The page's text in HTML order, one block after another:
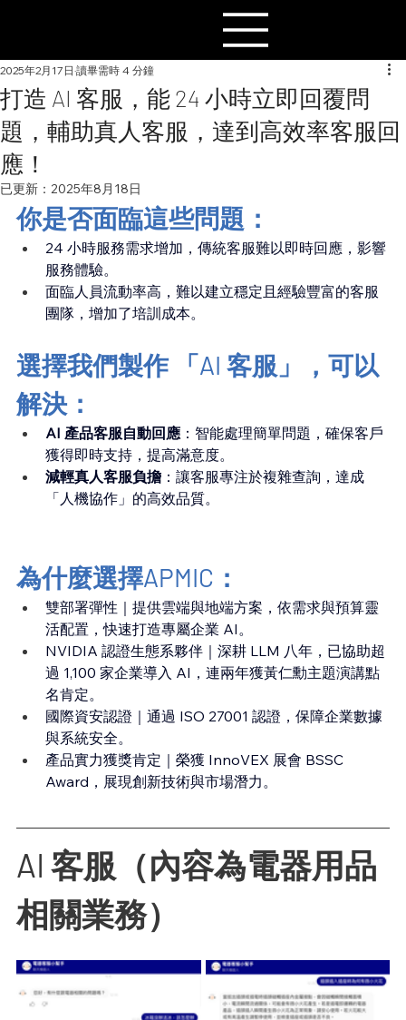
打造 AI 客服，能 24 小時立即回覆問
題，輔助真人客服，達到高效率客服回
應！
2025年2月17日 讀畢需時 4 分鐘
已更新： 2025年8月18日
你是否面臨這些問題：
24 小時服務需求增加，傳統客服難以即時回應，影響
服務體驗。
面臨人員流動率高，難以建立穩定且經驗豐富的客服
團隊，增加了培訓成本。
選擇我們製作 「AI 客服」，可以
解決：
AI 產品客服自動回應 ：智能處理簡單問題，確保客戶
獲得即時支持，提高滿意度。
減輕真人客服負擔 ：讓客服專注於複雜查詢，達成
「人機協作」的高效品質。
為什麼選擇APMIC：
雙部署彈性｜提供雲端與地端方案，依需求與預算靈
活配置，快速打造專屬企業 AI。
NVIDIA 認證生態系夥伴｜深耕 LLM 八年，已協助超
過 1,100 家企業導入 AI，連兩年獲黃仁勳主題演講點
名肯定。
國際資安認證｜通過 ISO 27001 認證，保障企業數據
與系統安全。
產品實力獲獎肯定｜榮獲 InnoVEX 展會 BSSC
Award，展現創新技術與市場潛力。
AI 客服（內容為電器用品
相關業務）